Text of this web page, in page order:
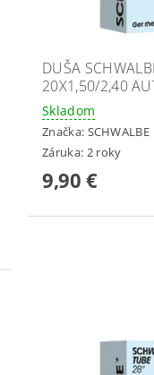
DUŠA
20X1,50/2,40
Skladom
Značka: SCHWALBE
Záruka: 2 roky
9,90 €